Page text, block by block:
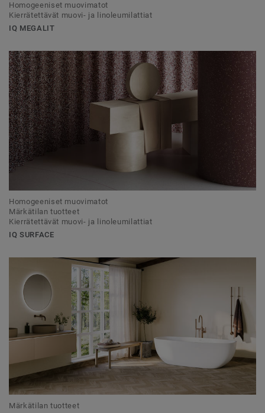
Homogeeniset muovimatot
Kierrätettävät muovi- ja linoleumilattiat
IQ MEGALIT
Homogeeniset muovimatot
Märkätilan tuotteet
Kierrätettävät muovi- ja linoleumilattiat
IQ SURFACE
Märkätilan tuotteet